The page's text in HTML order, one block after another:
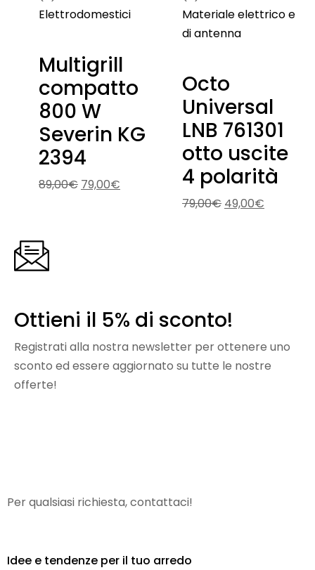
Elettrodomestici
Multigrill
compatto
800 W
Severin KG
2394
89,00€ 79,00€
Materiale elettrico e
di antenna
Octo
Universal
LNB 761301
otto uscite
4 polarità
79,00€ 49,00€
Ottieni il 5% di sconto!
Registrati alla nostra newsletter per ottenere uno
sconto ed essere aggiornato su tutte le nostre
offerte!
Per qualsiasi richiesta, contattaci!
Idee e tendenze per il tuo arredo